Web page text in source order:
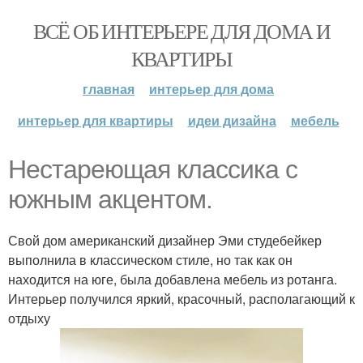
ВСЁ ОБ ИНТЕРЬЕРЕ ДЛЯ ДОМА И
КВАРТИРЫ
главная
интерьер для дома
интерьер для квартиры
идеи дизайна мебель
Нестареющая классика с
южным акцентом.
Свой дом американский дизайнер Эми студебейкер
выполнила в классическом стиле, но так как он
находится на юге, была добавлена мебель из ротанга.
Интерьер получился яркий, красочный, располагающий к
отдыху